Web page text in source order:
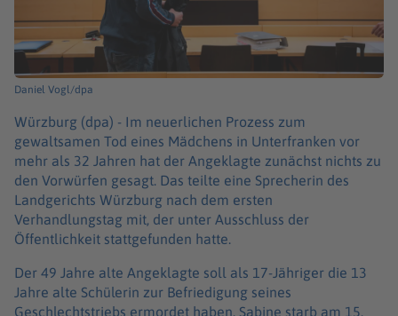
Daniel Vogl/dpa
Würzburg (dpa) - Im neuerlichen Prozess zum
gewaltsamen Tod eines Mädchens in Unterfranken vor
mehr als 32 Jahren hat der Angeklagte zunächst nichts zu
den Vorwürfen gesagt. Das teilte eine Sprecherin des
Landgerichts Würzburg nach dem ersten
Verhandlungstag mit, der unter Ausschluss der
Öffentlichkeit stattgefunden hatte.
Der 49 Jahre alte Angeklagte soll als 17-Jähriger die 13
Jahre alte Schülerin zur Befriedigung seines
Geschlechtstriebs ermordet haben. Sabine starb am 15.